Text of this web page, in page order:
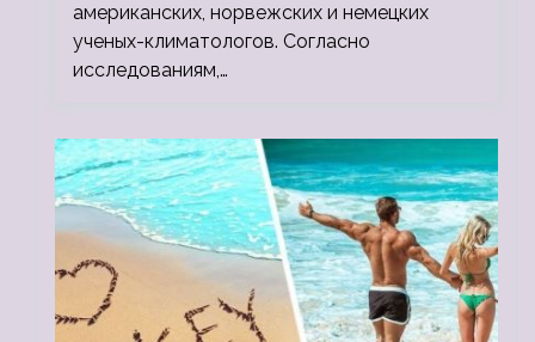
американских, норвежских и немецких
ученых-климатологов. Согласно
исследованиям,…